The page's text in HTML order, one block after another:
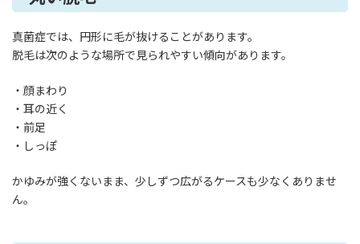
真菌症では、円形に毛が抜けることがあります。
脱毛は次のような場所で見られやすい傾向があります。
・顔まわり
・耳の近く
・前足
・しっぽ
かゆみが強くないまま、少しずつ広がるケースも少なくありませ
ん。